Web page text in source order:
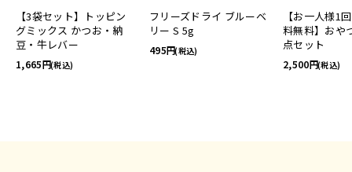
【3袋セット】トッピン
グミックス かつお・納
豆・牛レバー
1,665 (税込)
フリーズドライ ブルーベ
リー S 5g
495 (税込)
【お一人様1
料無料】おや
点セット
2,500 (税込)